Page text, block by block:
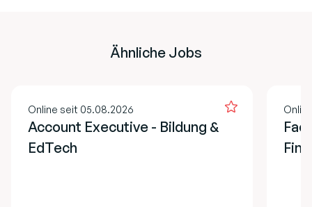
Ähnliche Jobs
Online seit 05.08.2026
Account Executive - Bildung &
EdTech